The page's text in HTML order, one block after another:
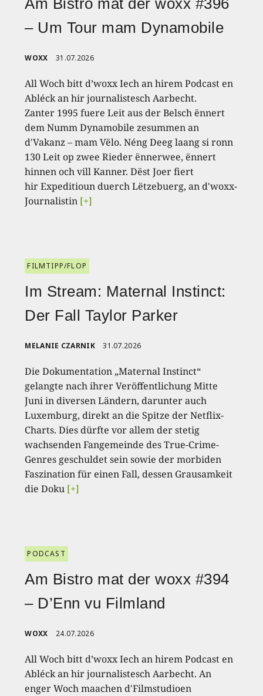
Am Bistro mat der woxx #396
– Um Tour mam Dynamobile
WOXX 31.07.2026
All Woch bitt d’woxx Iech an hirem Podcast en
Abléck an hir journalistesch Aarbecht.
Zanter 1995 fuere Leit aus der Belsch ënnert
dem Numm Dynamobile zesummen an
d'Vakanz – mam Vëlo. Néng Deeg laang si ronn
130 Leit op zwee Rieder ënnerwee, ënnert
hinnen och vill Kanner. Dëst Joer fiert
hir Expeditioun duerch Lëtzebuerg, an d'woxx-
Journalistin [+]
FILMTIPP/FLOP
Im Stream: Maternal Instinct:
Der Fall Taylor Parker
MELANIE CZARNIK 31.07.2026
Die Dokumentation „Maternal Instinct“
gelangte nach ihrer Veröffentlichung Mitte
Juni in diversen Ländern, darunter auch
Luxemburg, direkt an die Spitze der Netflix-
Charts. Dies dürfte vor allem der stetig
wachsenden Fangemeinde des True-Crime-
Genres geschuldet sein sowie der morbiden
Faszination für einen Fall, dessen Grausamkeit
die Doku [+]
PODCAST
Am Bistro mat der woxx #394
– D’Enn vu Filmland
WOXX 24.07.2026
All Woch bitt d’woxx Iech an hirem Podcast en
Abléck an hir journalistesch Aarbecht. An
enger Woch maachen d'Filmstudioen